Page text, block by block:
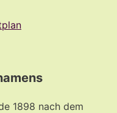
1898 nach dem